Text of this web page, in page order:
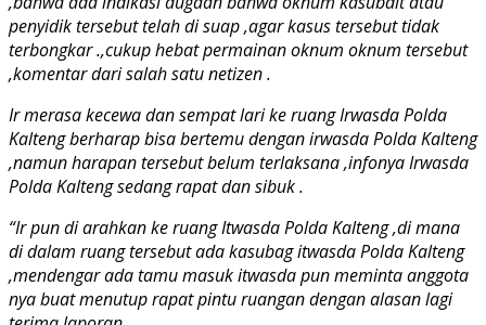
penyidik tersebut telah di suap ,agar kasus tersebut tidak
terbongkar .,cukup hebat permainan oknum oknum tersebut
,komentar dari salah satu netizen .
Ir merasa kecewa dan sempat lari ke ruang Irwasda Polda
Kalteng berharap bisa bertemu dengan irwasda Polda Kalteng
,namun harapan tersebut belum terlaksana ,infonya Irwasda
Polda Kalteng sedang rapat dan sibuk .
“Ir pun di arahkan ke ruang Itwasda Polda Kalteng ,di mana
di dalam ruang tersebut ada kasubag itwasda Polda Kalteng
,mendengar ada tamu masuk itwasda pun meminta anggota
nya buat menutup rapat pintu ruangan dengan alasan lagi